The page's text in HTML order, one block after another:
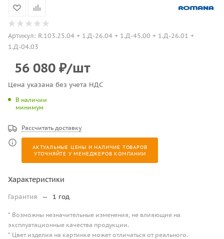
Артикул: R.103.25.04 + 1.Д-26.04 + 1.Д-45.00 + 1.Д-26.01 +
1.Д-04.03
56 080 ₽/шт
Цена указана без учета НДС
В наличии
минимум
Рассчитать доставку
АКТУАЛЬНЫЕ ЦЕНЫ И НАЛИЧИЕ ТОВАРОВ
УТОЧНЯЙТЕ У МЕНЕДЖЕРОВ КОМПАНИИ
Характеристики
Гарантия — 1 год
* Возможны незначительные изменения, не влияющие на
эксплуатационные качества продукции.
* Цвет изделия на картинке может отличаться от реального.